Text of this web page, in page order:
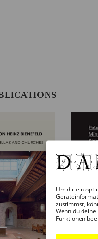
Um dir ein
zustimmst,
Wenn du
Funktionen